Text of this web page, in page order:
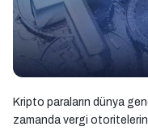
Kripto paraların dünya
zamanda vergi